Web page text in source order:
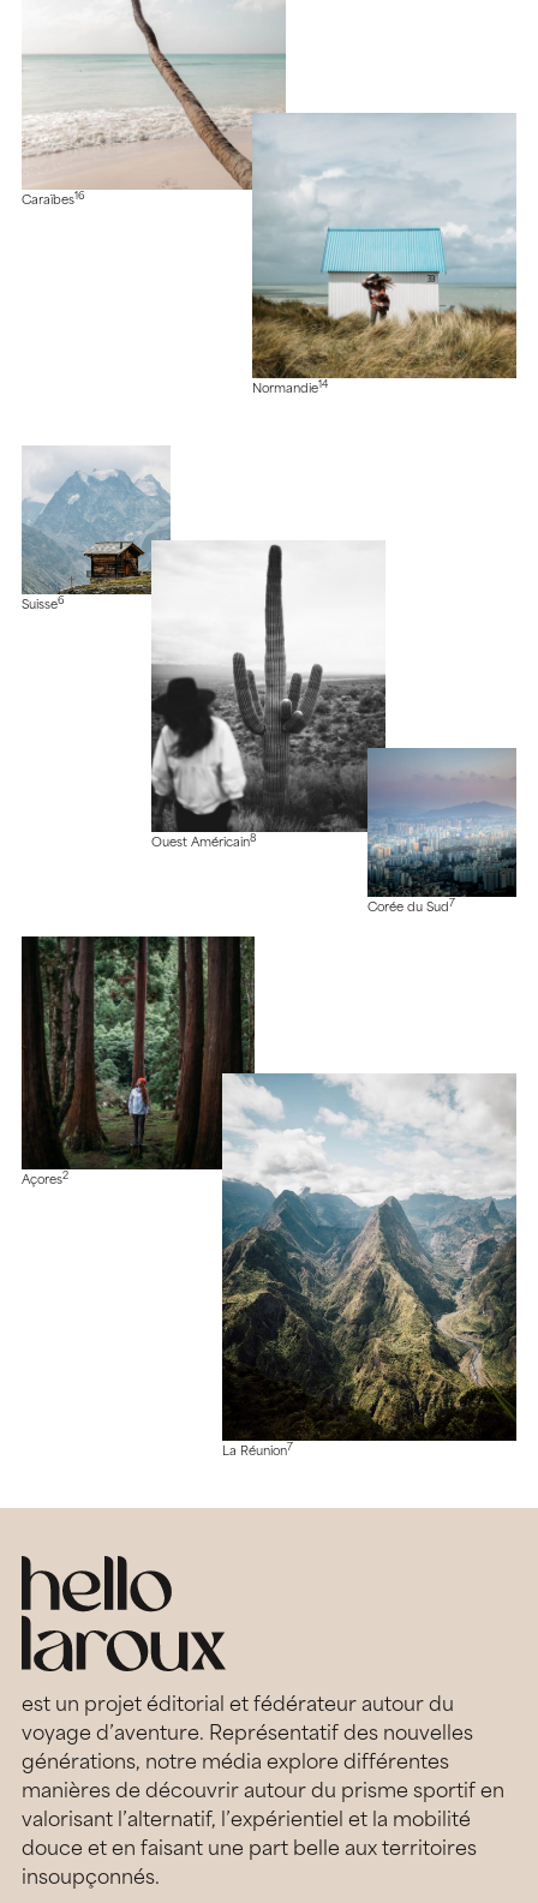
Caraïbes16
Normandie14
Suisse6
Ouest Américain8
Corée du Sud 7
Açores2
La Réunion7
est un projet éditorial et fédérateur autour du
voyage d’aventure. Représentatif des nouvelles
générations, notre média explore différentes
manières de découvrir autour du prisme sportif en
valorisant l’alternatif, l’expérientiel et la mobilité
douce et en faisant une part belle aux territoires
insoupçonnés.